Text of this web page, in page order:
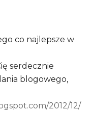
co najlepsze w
serdecznie
blogowego,
2012/12/